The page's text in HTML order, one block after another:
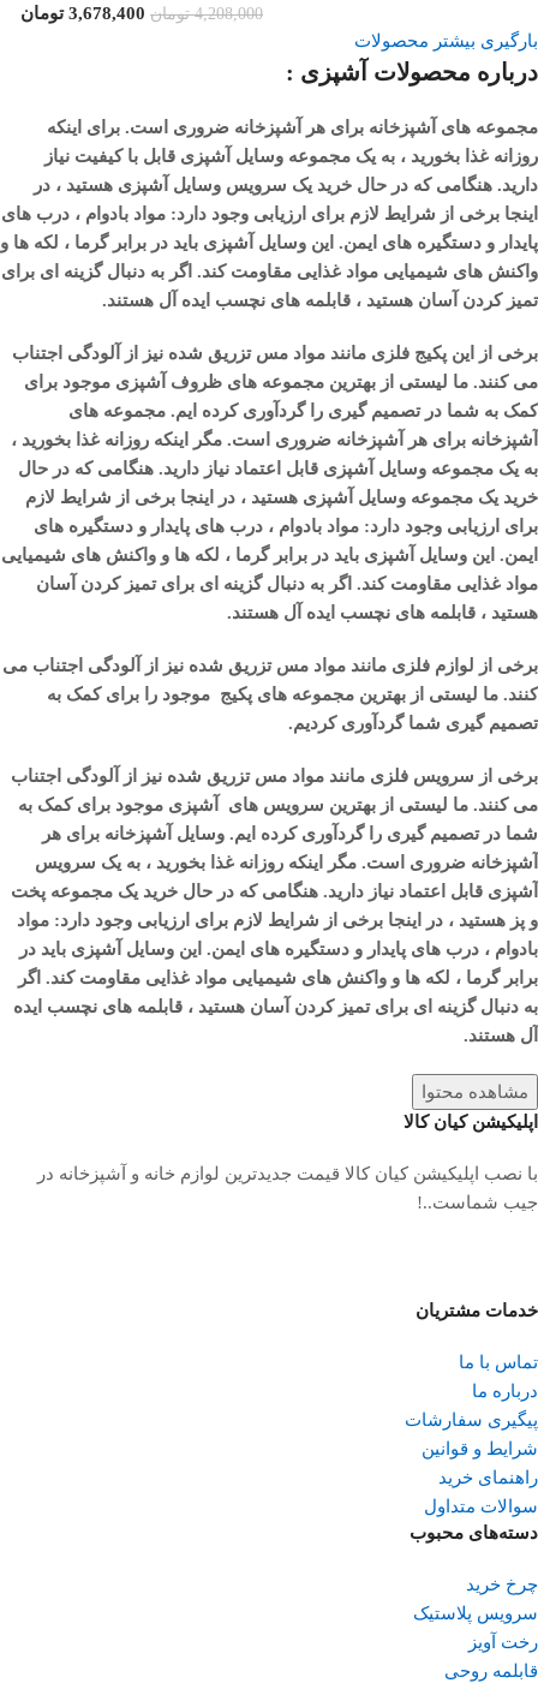
4,208,000 تومان 3,678,400 تومان
بارگیری بیشتر محصولات
درباره محصولات آشپزی :
مجموعه های آشپزخانه برای هر آشپزخانه ضروری است. برای اینکه
روزانه غذا بخورید ، به یک مجموعه وسایل آشپزی قابل با کیفیت نیاز
دارید. هنگامی که در حال خرید یک سرویس وسایل آشپزی هستید ، در
اینجا برخی از شرایط لازم برای ارزیابی وجود دارد: مواد بادوام ، درب های
پایدار و دستگیره های ایمن. این وسایل آشپزی باید در برابر گرما ، لکه ها و
واکنش های شیمیایی مواد غذایی مقاومت کند. اگر به دنبال گزینه ای برای
تمیز کردن آسان هستید ، قابلمه های نچسب ایده آل هستند.
برخی از این پکیج فلزی مانند مواد مس تزریق شده نیز از آلودگی اجتناب
می کنند. ما لیستی از بهترین مجموعه های ظروف آشپزی موجود برای
کمک به شما در تصمیم گیری را گردآوری کرده ایم. مجموعه های
آشپزخانه برای هر آشپزخانه ضروری است. مگر اینکه روزانه غذا بخورید ،
به یک مجموعه وسایل آشپزی قابل اعتماد نیاز دارید. هنگامی که در حال
خرید یک مجموعه وسایل آشپزی هستید ، در اینجا برخی از شرایط لازم
برای ارزیابی وجود دارد: مواد بادوام ، درب های پایدار و دستگیره های
ایمن. این وسایل آشپزی باید در برابر گرما ، لکه ها و واکنش های شیمیایی
مواد غذایی مقاومت کند. اگر به دنبال گزینه ای برای تمیز کردن آسان
هستید ، قابلمه های نچسب ایده آل هستند.
برخی از لوازم فلزی مانند مواد مس تزریق شده نیز از آلودگی اجتناب می
کنند. ما لیستی از بهترین مجموعه های پکیج موجود را برای کمک به
تصمیم گیری شما گردآوری کردیم.
برخی از سرویس فلزی مانند مواد مس تزریق شده نیز از آلودگی اجتناب
می کنند. ما لیستی از بهترین سرویس های آشپزی موجود برای کمک به
شما در تصمیم گیری را گردآوری کرده ایم. وسایل آشپزخانه برای هر
آشپزخانه ضروری است. مگر اینکه روزانه غذا بخورید ، به یک سرویس
آشپزی قابل اعتماد نیاز دارید. هنگامی که در حال خرید یک مجموعه پخت
و پز هستید ، در اینجا برخی از شرایط لازم برای ارزیابی وجود دارد: مواد
بادوام ، درب های پایدار و دستگیره های ایمن. این وسایل آشپزی باید در
برابر گرما ، لکه ها و واکنش های شیمیایی مواد غذایی مقاومت کند. اگر
به دنبال گزینه ای برای تمیز کردن آسان هستید ، قابلمه های نچسب ایده
آل هستند.
مشاهده محتوا
اپلیکیشن کیان کالا
با نصب اپلیکیشن کیان کالا قیمت جدیدترین لوازم خانه و آشپزخانه در
جیب شماست..!
خدمات مشتریان
تماس با ما
درباره ما
پیگیری سفارشات
شرایط و قوانین
راهنمای خرید
سوالات متداول
دسته‌های محبوب
چرخ خرید
سرویس پلاستیک
رخت آویز
قابلمه روحی